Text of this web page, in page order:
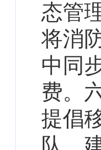
态管
将消
中同
费。
提倡